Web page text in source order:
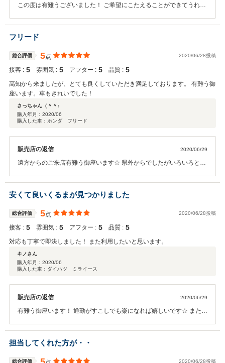
この度は有難うございました！ ご希望にこたえることができてうれし
フリード
総合評価 5点 2020/06/28投稿
接客 : 5 雰囲気 : 5 アフター : 5 品質 : 5
高知から来ましたが、とても良くしていただき満足しております。 有難う御
座います。車もきれいでした！
さっちゃん（＾＾♪
購入年月： 2020/06
購入した車：ホンダ フリード
販売店の返信 2020/06/29
遠方からのご来店有難う御座います☆ 県外からでしたがいろいろと動
☆ 香川に来た際はお声がけください☆ 今後ともよろしくお願いしま
す！
安くて良いくるまが見つかりました
総合評価 5点 2020/06/28投稿
接客 : 5 雰囲気 : 5 アフター : 5 品質 : 5
対応も丁寧で即決しました！ また利用したいと思います。
キノさん
購入年月： 2020/06
購入した車：ダイハツ ミライース
販売店の返信 2020/06/29
有難う御座います！ 通勤がすこしでも楽になれば嬉しいです☆ またお
担当してくれた方が・・
総合評価 2020/06/28投稿